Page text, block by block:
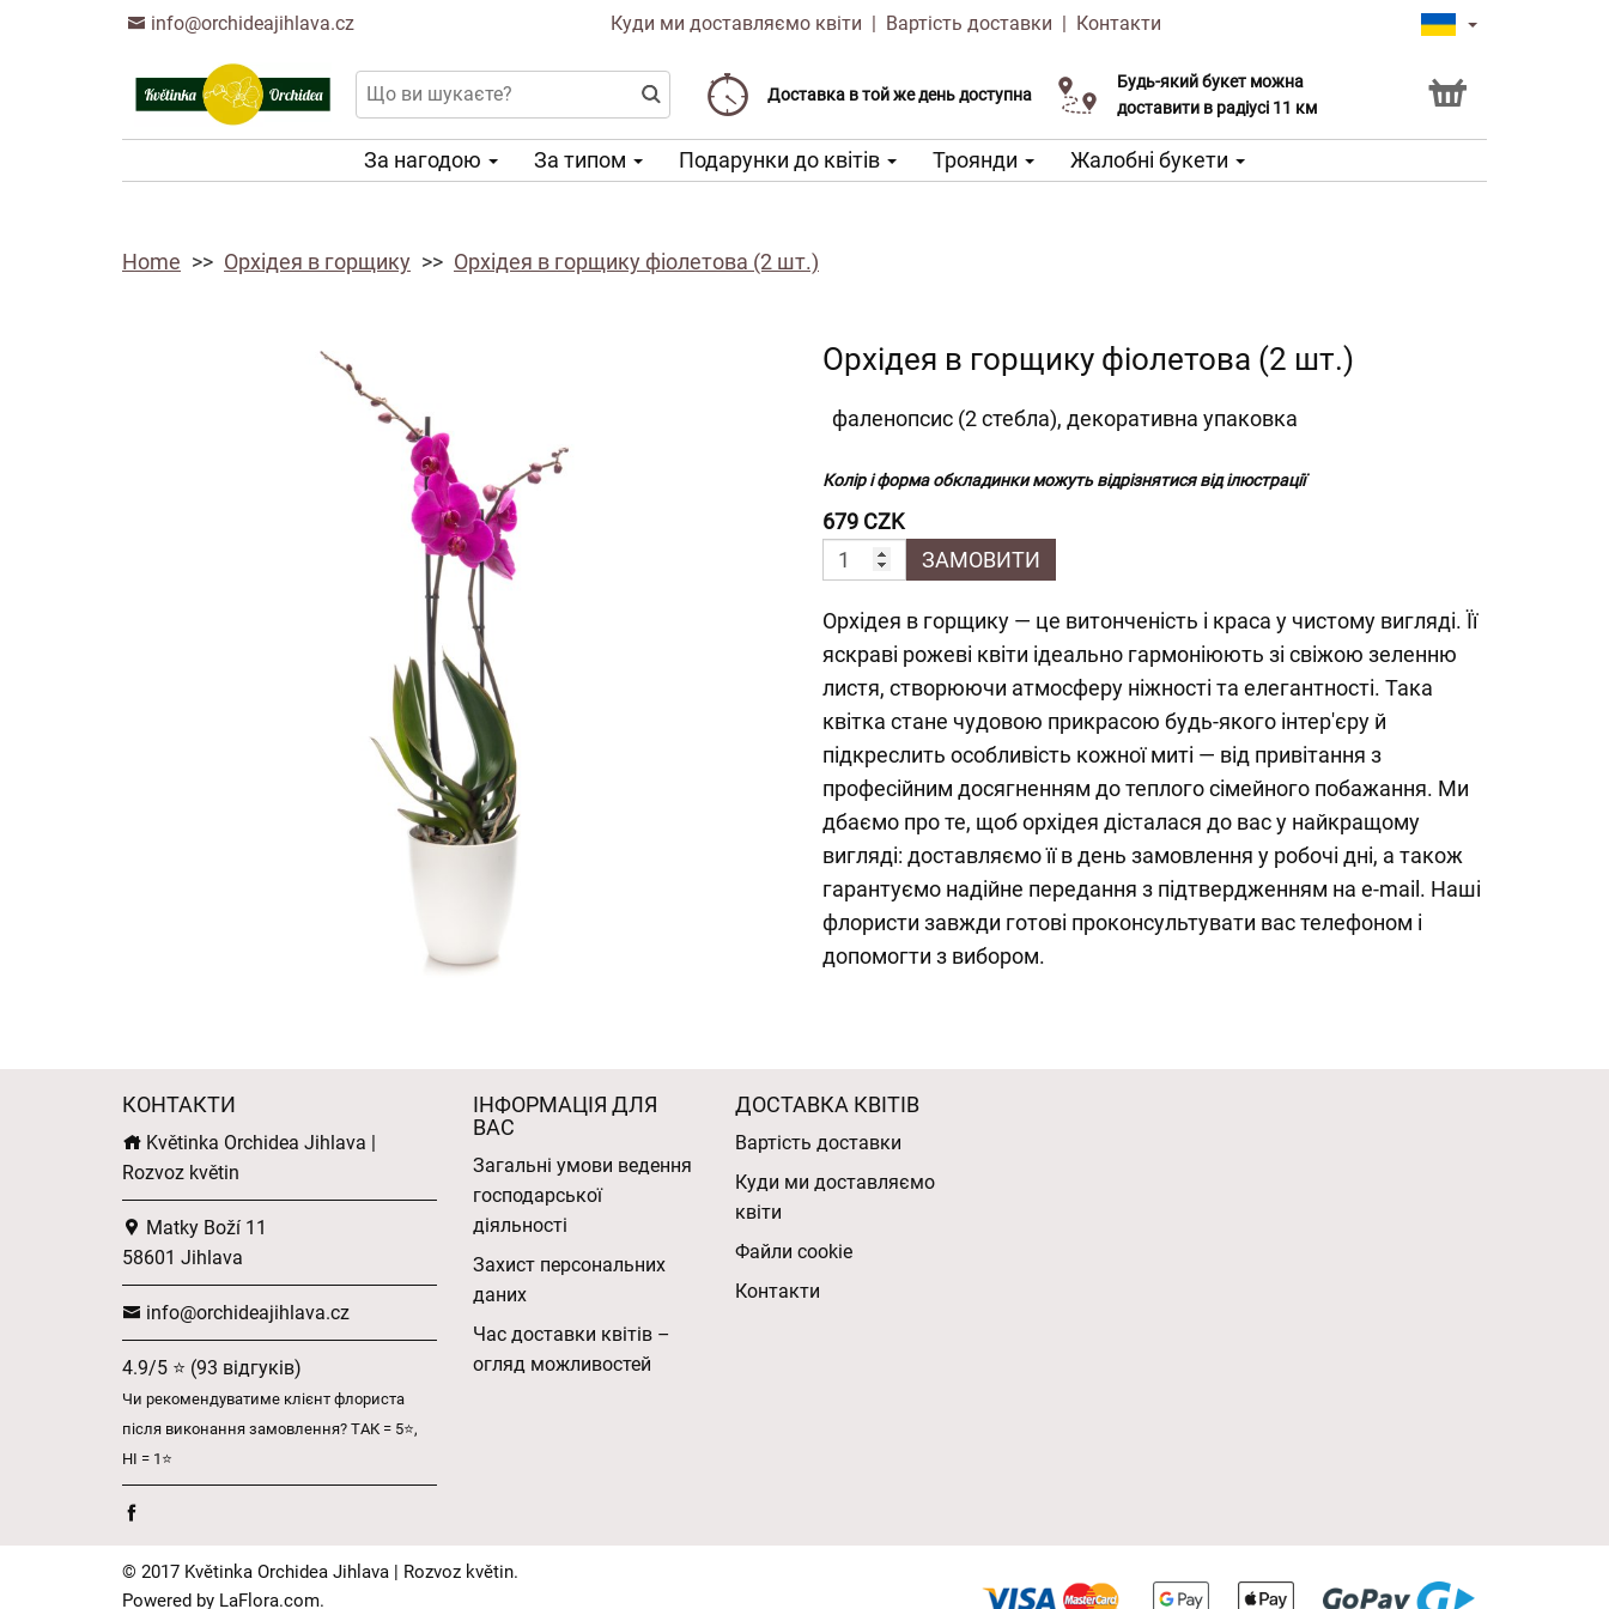
info@orchideajihlava.cz Куди ми доставляємо квіти | Вартість доставки | Контакти
Доставка в той же день доступна
Доставка від 99 CZK
Виберіть дату доставки
Будь-який букет можна
доставити в радіусі 11 км
Послуга Click & Collect
За нагодою За типом Подарунки до квітів Троянди Жалобні букети
Home Орхідея в горщику Орхідея в горщику фіолетова (2 шт.)
Орхідея в горщику фіолетова (2 шт.)
фаленопсис (2 стебла), декоративна упаковка
Колір і форма обкладинки можуть відрізнятися від ілюстрації
679 CZK
ЗАМОВИТИ
Орхідея в горщику — це витонченість і краса у чистому вигляді. Її
яскраві рожеві квіти ідеально гармоніюють зі свіжою зеленню
листя, створюючи атмосферу ніжності та елегантності. Така
квітка стане чудовою прикрасою будь-якого інтер'єру й
підкреслить особливість кожної миті — від привітання з
професійним досягненням до теплого сімейного побажання. Ми
дбаємо про те, щоб орхідея дісталася до вас у найкращому
вигляді: доставляємо її в день замовлення у робочі дні, а також
гарантуємо надійне передання з підтвердженням на e-mail. Наші
флористи завжди готові проконсультувати вас телефоном і
допомогти з вибором.
КОНТАКТИ
Květinka Orchidea Jihlava |
Rozvoz květin
Matky Boží 11
58601 Jihlava
info@orchideajihlava.cz
4.9/5 ⭐ (93 відгуків)
Чи рекомендуватиме клієнт флориста
після виконання замовлення? ТАК = 5⭐,
НІ = 1⭐
ІНФОРМАЦІЯ ДЛЯ
ВАС
Загальні умови ведення
господарської
діяльності
Захист персональних
даних
Час доставки квітів –
огляд можливостей
ДОСТАВКА КВІТІВ
Вартість доставки
Куди ми доставляємо
квіти
Файли cookie
Контакти
© 2017 Květinka Orchidea Jihlava | Rozvoz květin.
Powered by LaFlora.com.